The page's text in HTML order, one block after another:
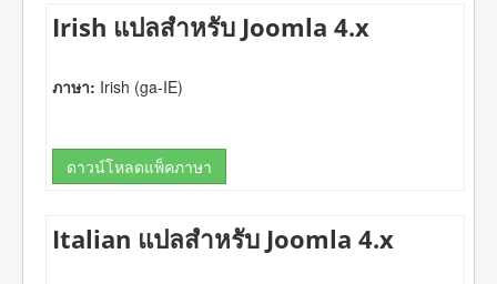
Irish แปลสำหรับ Joomla 4.x
ภาษา: Irish (ga-IE)
ดาวน์โหลดแพ็คภาษา
Italian แปลสำหรับ Joomla 4.x